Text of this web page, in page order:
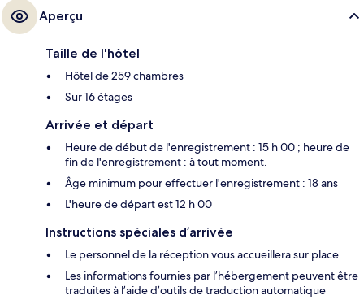
Aperçu
Taille de l'hôtel
Hôtel de 259 chambres
Sur 16 étages
Arrivée et départ
Heure de début de l'enregistrement : 15 h 00 ; heure de
fin de l'enregistrement : à tout moment.
Âge minimum pour effectuer l'enregistrement : 18 ans
L'heure de départ est 12 h 00
Instructions spéciales d’arrivée
Le personnel de la réception vous accueillera sur place.
Les informations fournies par l’hébergement peuvent être
traduites à l’aide d’outils de traduction automatique